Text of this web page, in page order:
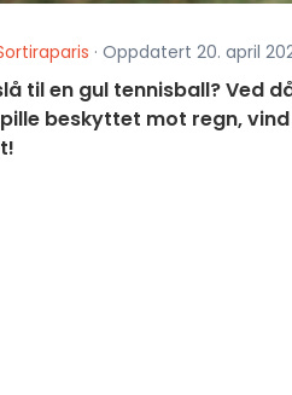
· Oppdatert 20. april
til en gul tennisball? Ved
beskyttet mot regn,